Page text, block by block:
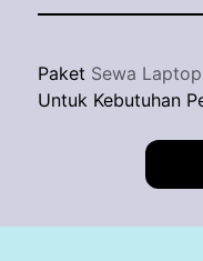
Paket Sewa Laptop
Untuk Kebutuhan